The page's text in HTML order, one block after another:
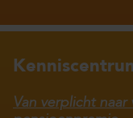
Van verplicht